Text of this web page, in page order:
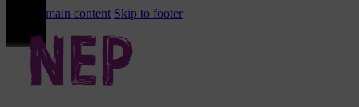
Skip to main content Skip to footer